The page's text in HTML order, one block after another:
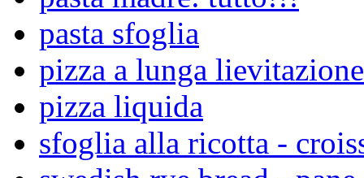
pasta sfoglia
pizza a lunga lievitazione
pizza liquida
sfoglia alla ricotta -